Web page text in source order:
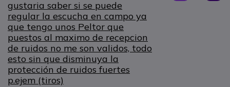
gustaria saber si se puede
regular la escucha en campo ya
que tengo unos Peltor que
puestos al maximo de recepcion
de ruidos no me son validos, todo
esto sin que disminuya la
protección de ruidos fuertes
p.ejem (tiros)